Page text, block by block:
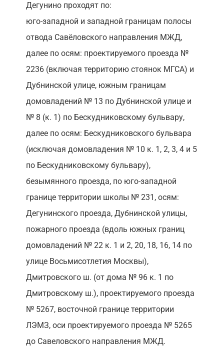
Дегунино проходят по:
юго-западной и западной границам полосы
отвода Савёловского направления МЖД,
далее по осям: проектируемого проезда №
2236 (включая территорию стоянок МГСА) и
Дубнинской улице, южным границам
домовладений № 13 по Дубнинской улице и
№ 8 (к. 1) по Бескудниковскому бульвару,
далее по осям: Бескудниковского бульвара
(исключая домовладения № 10 к. 1, 2, 3, 4 и 5
по Бескудниковскому бульвару),
безымянного проезда, по юго-западной
границе территории школы № 231, осям:
Дегунинского проезда, Дубнинской улицы,
пожарного проезда (вдоль южных границ
домовладений № 22 к. 1 и 2, 20, 18, 16, 14 по
улице Восьмисотлетия Москвы),
Дмитровского ш. (от дома № 96 к. 1 по
Дмитровскому ш.), проектируемого проезда
№ 5267, восточной границе территории
ЛЭМЗ, оси проектируемого проезда № 5265
до Савеловского направления МЖД.